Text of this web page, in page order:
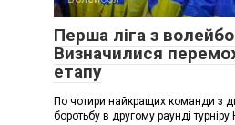
Перша ліга з
Визначилися
етапу
По чотири найкращих команди з
боротьбу в другому раунді турніру